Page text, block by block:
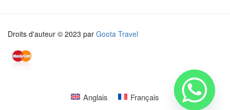
Droits d'auteur © 2023 par Goota Travel
Anglais Français